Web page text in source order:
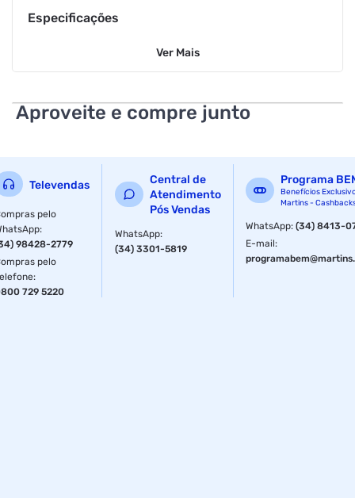
Especificações
Rosa
Ver Mais
Aproveite e compre junto
Televendas
pelo
:
98428-2779
pelo
:
729 5220
Central de
Atendimento
Pós Vendas
WhatsApp:
(34) 3301-5819
Programa
Benefícios
Martins -
WhatsApp:(34) 8413-
E-mail: